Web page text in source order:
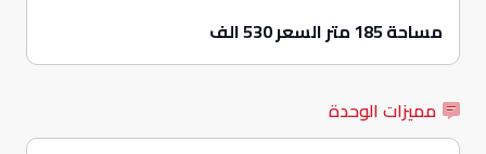
مساحة 185 متر السعر 530 الف
مميزات الوحدة